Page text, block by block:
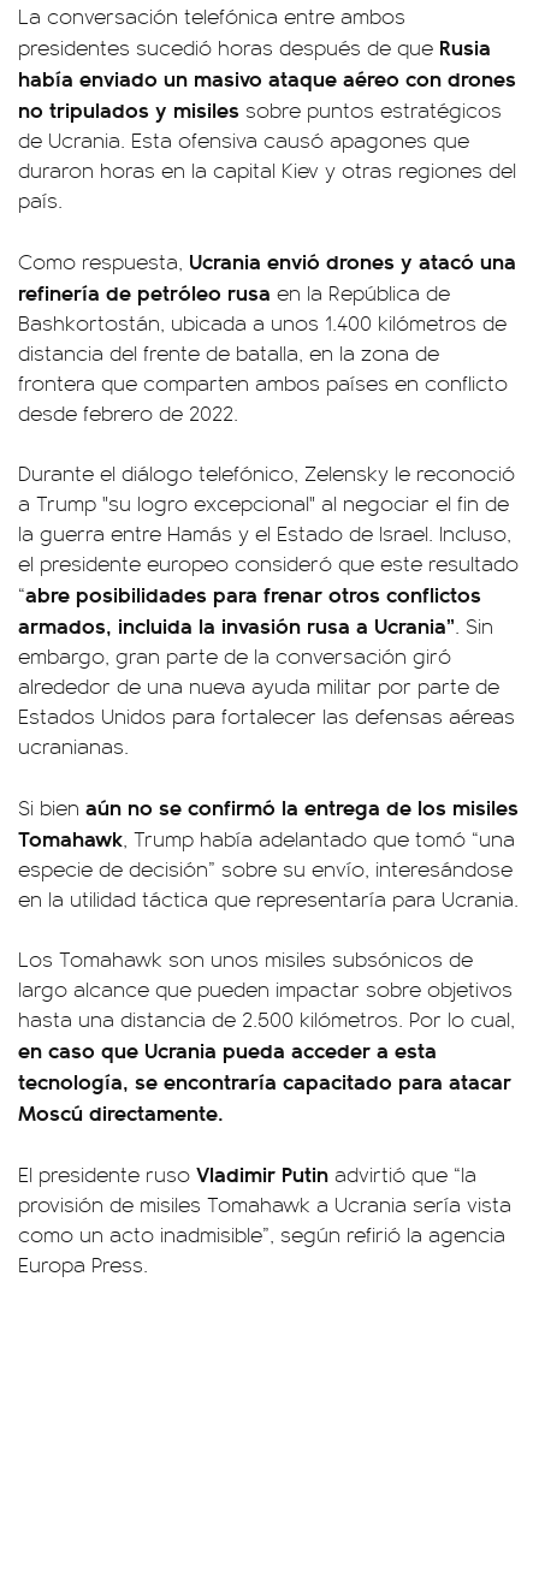
La conversación telefónica entre ambos
presidentes sucedió horas después de que Rusia
había enviado un masivo ataque aéreo con drones
no tripulados y misiles sobre puntos estratégicos
de Ucrania. Esta ofensiva causó apagones que
duraron horas en la capital Kiev y otras regiones del
país.
Como respuesta, Ucrania envió drones y atacó una
refinería de petróleo rusa en la República de
Bashkortostán, ubicada a unos 1.400 kilómetros de
distancia del frente de batalla, en la zona de
frontera que comparten ambos países en conflicto
desde febrero de 2022.
Durante el diálogo telefónico, Zelensky le reconoció
a Trump "su logro excepcional" al negociar el fin de
la guerra entre Hamás y el Estado de Israel. Incluso,
el presidente europeo consideró que este resultado
“abre posibilidades para frenar otros conflictos
armados, incluida la invasión rusa a Ucrania”. Sin
embargo, gran parte de la conversación giró
alrededor de una nueva ayuda militar por parte de
Estados Unidos para fortalecer las defensas aéreas
ucranianas.
Si bien aún no se confirmó la entrega de los misiles
Tomahawk, Trump había adelantado que tomó “una
especie de decisión” sobre su envío, interesándose
en la utilidad táctica que representaría para Ucrania.
Los Tomahawk son unos misiles subsónicos de
largo alcance que pueden impactar sobre objetivos
hasta una distancia de 2.500 kilómetros. Por lo cual,
en caso que Ucrania pueda acceder a esta
tecnología, se encontraría capacitado para atacar
Moscú directamente.
El presidente ruso Vladimir Putin advirtió que “la
provisión de misiles Tomahawk a Ucrania sería vista
como un acto inadmisible”, según refirió la agencia
Europa Press.